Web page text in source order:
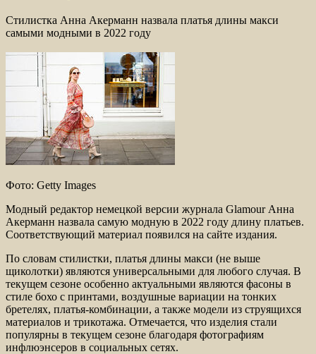
Стилистка Анна Акерманн назвала платья длины макси
самыми модными в 2022 году
Фото: Getty Images
Модный редактор немецкой версии журнала Glamour Анна
Акерманн назвала самую модную в 2022 году длину платьев.
Соответствующий материал появился на сайте издания.
По словам стилистки, платья длины макси (не выше
щиколотки) являются универсальными для любого случая. В
текущем сезоне особенно актуальными являются фасоны в
стиле бохо с принтами, воздушные вариации на тонких
бретелях, платья-комбинации, а также модели из струящихся
материалов и трикотажа. Отмечается, что изделия стали
популярны в текущем сезоне благодаря фотографиям
инфлюэнсеров в социальных сетях.